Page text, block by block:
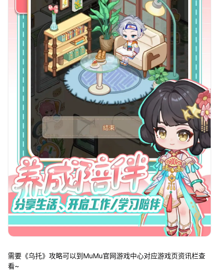
需要《乌托》攻略可以到MuMu官网游戏中心对应游戏页资讯栏查
看~